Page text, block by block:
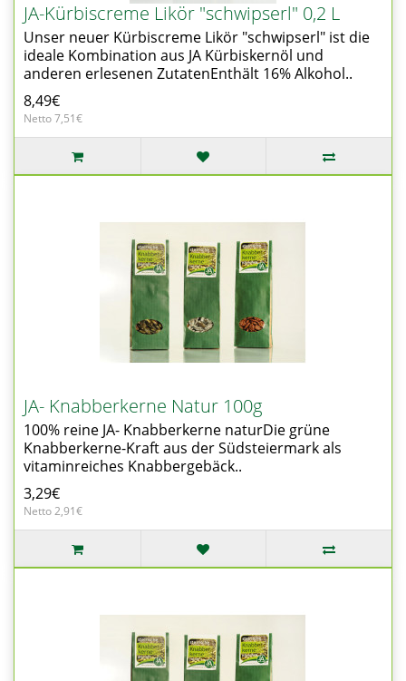
JA-Kürbiscreme Likör "schwipserl" 0,2 L
Unser neuer Kürbiscreme Likör "schwipserl" ist die
ideale Kombination aus JA Kürbiskernöl und
anderen erlesenen ZutatenEnthält 16% Alkohol..
8,49€
Netto 7,51€
JA- Knabberkerne Natur 100g
100% reine JA- Knabberkerne naturDie grüne
Knabberkerne-Kraft aus der Südsteiermark als
vitaminreiches Knabbergebäck..
3,29€
Netto 2,91€